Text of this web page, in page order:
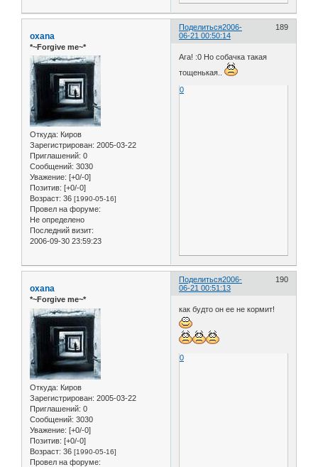
Поделиться 189
2006-
06-21 00:50:14
oxana
*~Forgive me~*
Откуда: Киров
Зарегистрирован: 2005-03-22
Приглашений: 0
Сообщений: 3030
Уважение: [+0/-0]
Позитив: [+0/-0]
Возраст: 36 [1990-05-16]
Провел на форуме:
Не определено
Последний визит:
2006-09-30 23:59:23
Ага! :0 Но собачка такая
тощенькая..
0
Поделиться 190
2006-
06-21 00:51:13
oxana
*~Forgive me~*
Откуда: Киров
Зарегистрирован: 2005-03-22
Приглашений: 0
Сообщений: 3030
Уважение: [+0/-0]
Позитив: [+0/-0]
Возраст: 36 [1990-05-16]
Провел на форуме:
как будто он ее не кормит!
0